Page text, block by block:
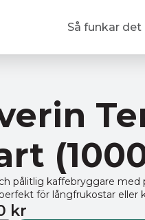
Så funkar det
pålitlig kaffebryggare
för långfrukostar eller
kr